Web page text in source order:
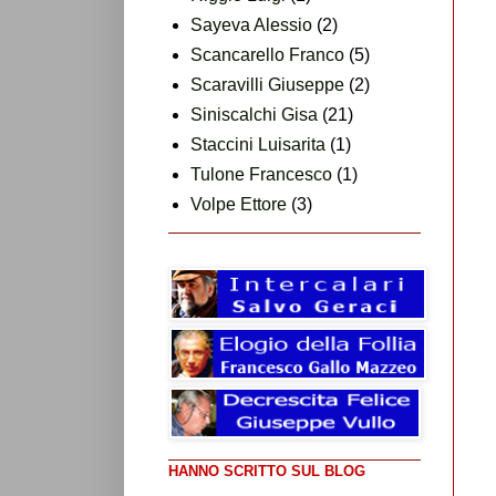
Sayeva Alessio (2)
Scancarello Franco (5)
Scaravilli Giuseppe (2)
Siniscalchi Gisa (21)
Staccini Luisarita (1)
Tulone Francesco (1)
Volpe Ettore (3)
HANNO SCRITTO SUL BLOG